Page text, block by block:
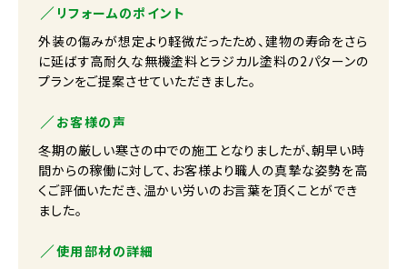
リフォームのポイント
外装の傷みが想定より軽微だったため、建物の寿命をさら
に延ばす高耐久な無機塗料とラジカル塗料の2パターンの
プランをご提案させていただきました。
お客様の声
冬期の厳しい寒さの中での施工となりましたが、朝早い時
間からの稼働に対して、お客様より職人の真摯な姿勢を高
くご評価いただき、温かい労いのお言葉を頂くことができ
ました。
使用部材の詳細